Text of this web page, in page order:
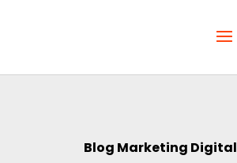
Blog Marketing Digital